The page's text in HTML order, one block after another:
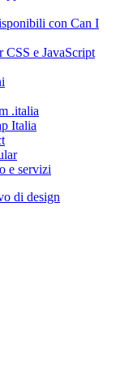
con Can I
CSS e JavaScript
.italia
Italia
e servizi
di design